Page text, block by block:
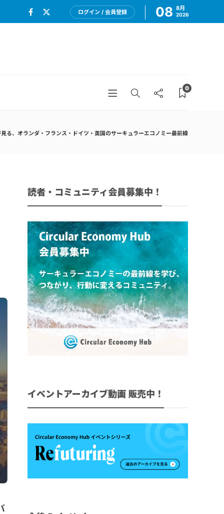
ログイン / 会員登録 08 8月
2026
0
る、オランダ・フランス・ドイツ・英国のサーキュラーエコノミー最前線
読者・コミュニティ会員募集中！
イベントアーカイブ動画 販売中！